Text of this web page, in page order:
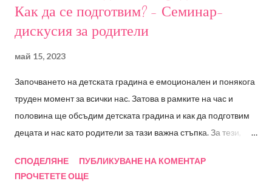
Как да се подготвим? - Семинар-
дискусия за родители
май 15, 2023
Започването на детската градина е емоционален и понякога
труден момент за всички нас. Затова в рамките на час и
половина ще обсъдим детската градина и как да подготвим
децата и нас като родители за тази важна стъпка. За тези,
практика като детски психолог - Радостина Стоянова и осма
СПОДЕЛЯНЕ
ПУБЛИКУВАНЕ НА КОМЕНТАР
ПРОЧЕТЕТЕ ОЩЕ